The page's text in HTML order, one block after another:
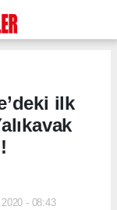
ilk
- 08:43